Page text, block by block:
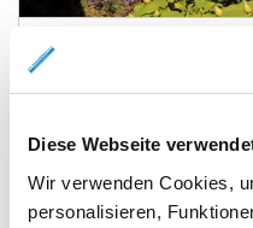
Diese Webseite
Wir verwenden Cookies,
personalisieren,
120 m²
WOHNFLÄCHE
5